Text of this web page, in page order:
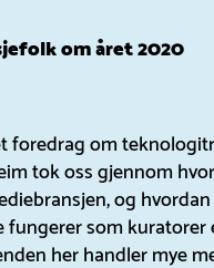
om året 2020
foredrag om
tok oss gjennom
og
fungerer som
her handler mye